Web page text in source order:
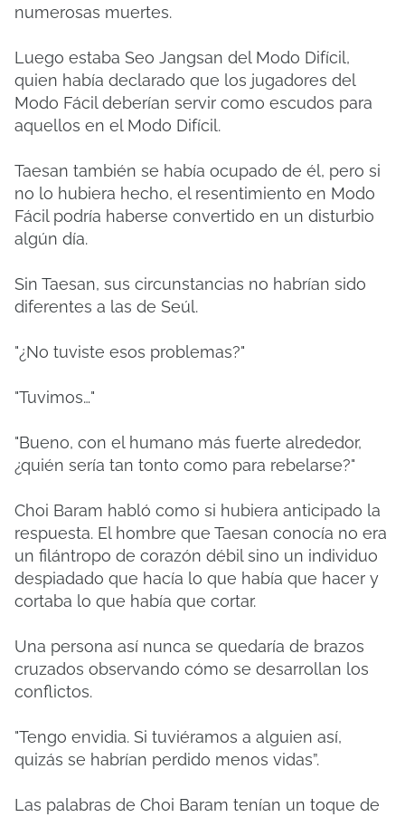
numerosas muertes.
Luego estaba Seo Jangsan del Modo Difícil,
quien había declarado que los jugadores del
Modo Fácil deberían servir como escudos para
aquellos en el Modo Difícil.
Taesan también se había ocupado de él, pero si
no lo hubiera hecho, el resentimiento en Modo
Fácil podría haberse convertido en un disturbio
algún día.
Sin Taesan, sus circunstancias no habrían sido
diferentes a las de Seúl.
"¿No tuviste esos problemas?"
"Tuvimos…"
"Bueno, con el humano más fuerte alrededor,
¿quién sería tan tonto como para rebelarse?"
Choi Baram habló como si hubiera anticipado la
respuesta. El hombre que Taesan conocía no era
un filántropo de corazón débil sino un individuo
despiadado que hacía lo que había que hacer y
cortaba lo que había que cortar.
Una persona así nunca se quedaría de brazos
cruzados observando cómo se desarrollan los
conflictos.
"Tengo envidia. Si tuviéramos a alguien así,
quizás se habrían perdido menos vidas”.
Las palabras de Choi Baram tenían un toque de